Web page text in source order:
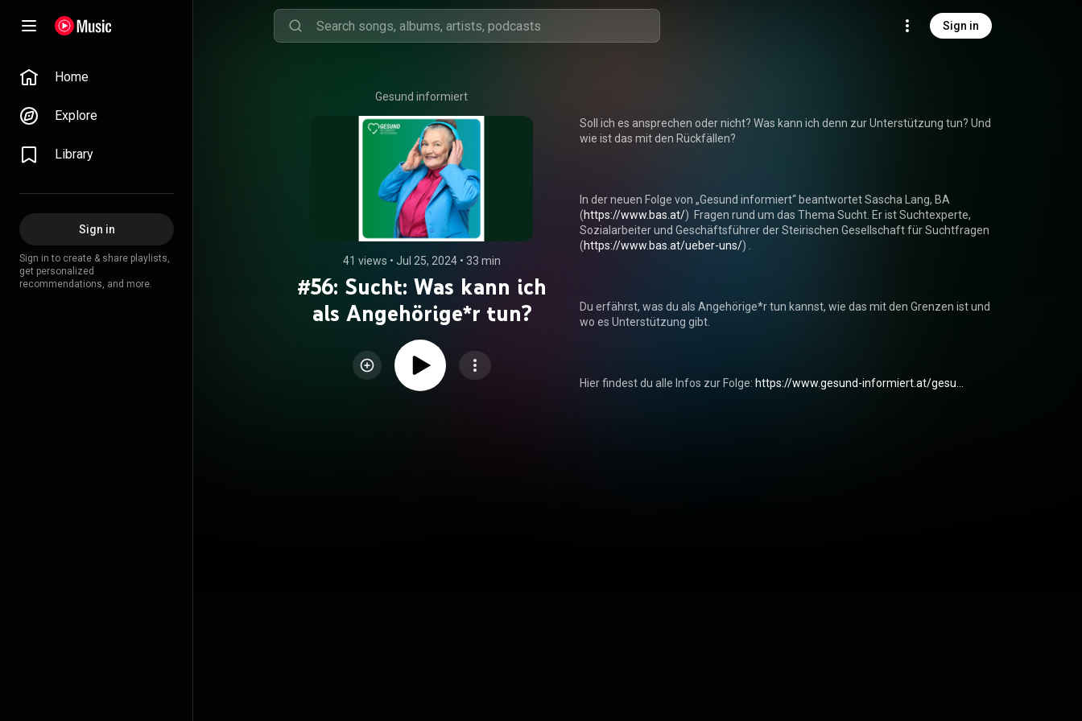
Sign in
Home
Explore
Library
Sign in
Sign in to create & share playlists,
get personalized
recommendations, and more.
Gesund informiert
41 views • Jul 25, 2024 • 33 min
#56: Sucht: Was kann ich
als Angehörige*r tun?
Soll ich es ansprechen oder nicht? Was kann ich denn zur Unterstützung tun? Und
wie ist das mit den Rückfällen?
In der neuen Folge von „Gesund informiert“ beantwortet Sascha Lang, BA
(https://www.bas.at/)  Fragen rund um das Thema Sucht. Er ist Suchtexperte,
Sozialarbeiter und Geschäftsführer der Steirischen Gesellschaft für Suchtfragen
(https://www.bas.at/ueber-uns/) .
Du erfährst, was du als Angehörige*r tun kannst, wie das mit den Grenzen ist und
wo es Unterstützung gibt.
Hier findest du alle Infos zur Folge: https://www.gesund-informiert.at/gesu...